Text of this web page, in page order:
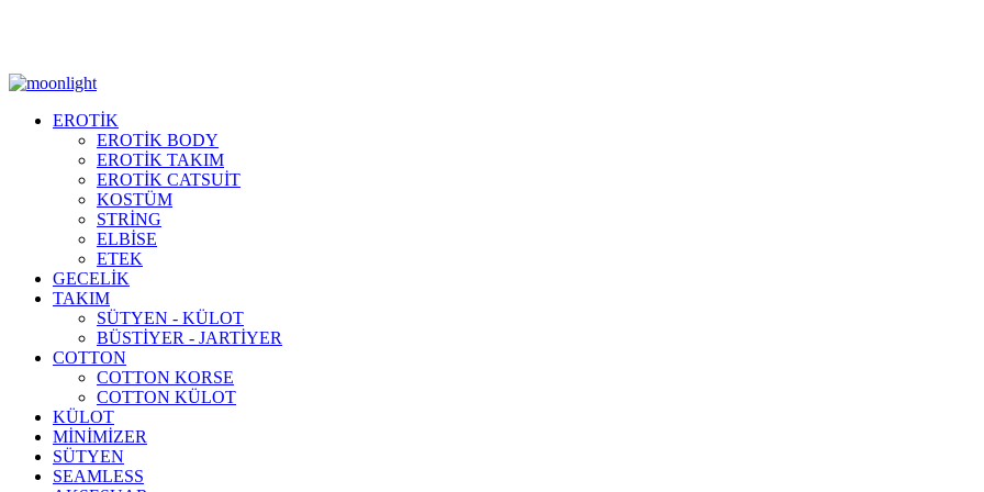
EROTİK
EROTİK BODY
EROTİK TAKIM
EROTİK CATSUİT
KOSTÜM
STRİNG
ELBİSE
ETEK
GECELİK
TAKIM
SÜTYEN - KÜLOT
BÜSTİYER - JARTİYER
COTTON
COTTON KORSE
COTTON KÜLOT
KÜLOT
MİNİMİZER
SÜTYEN
SEAMLESS